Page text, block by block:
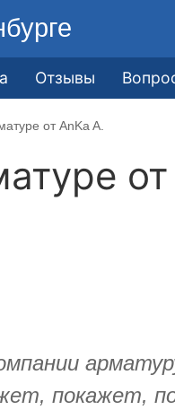
Отзывы
от AnKa A.
от
покажет,